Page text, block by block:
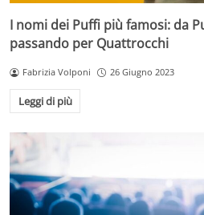
I nomi dei Puffi più famosi: da
passando per Quattrocchi
Fabrizia Volponi 26 Giugno 2023
Leggi di più